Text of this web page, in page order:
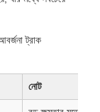
ট্রাক
নোট